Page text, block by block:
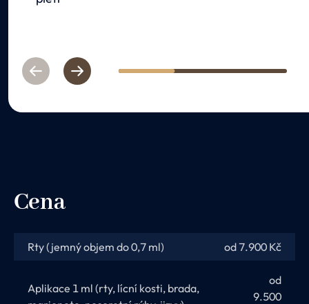
PreviousNext 1 2 3
Cena
Rty (jemný objem do 0,7 ml) od 7.900 Kč
Aplikace 1 ml (rty, lícní kosti, brada,
od
9.500